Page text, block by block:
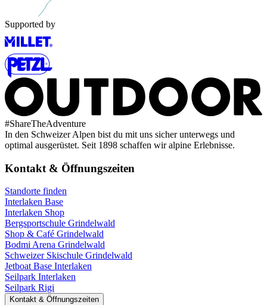
Supported by
#ShareTheAdventure
In den Schweizer Alpen bist du mit uns sicher unterwegs und
optimal ausgerüstet. Seit 1898 schaffen wir alpine Erlebnisse.
Kontakt & Öffnungszeiten
Standorte finden
Interlaken Base
Interlaken Shop
Bergsportschule Grindelwald
Shop & Café Grindelwald
Bodmi Arena Grindelwald
Schweizer Skischule Grindelwald
Jetboat Base Interlaken
Seilpark Interlaken
Seilpark Rigi
Kontakt & Öffnungszeiten